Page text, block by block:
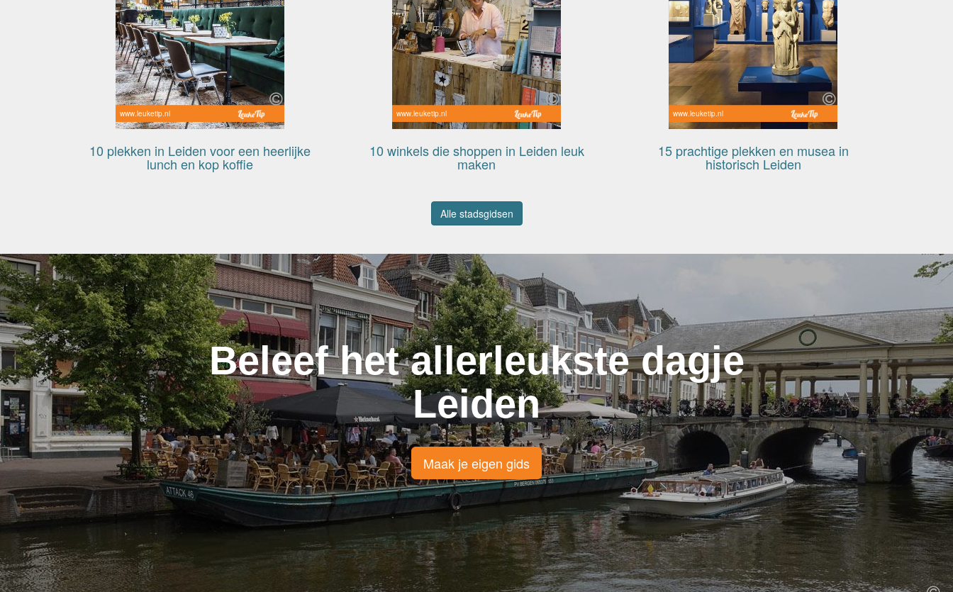
www.leuketip.nl
10 plekken in Leiden voor een heerlijke
lunch en kop koffie
www.leuketip.nl
10 winkels die shoppen in Leiden leuk
maken
www.leuketip.nl
15 prachtige plekken en musea in
historisch Leiden
Alle stadsgidsen
Beleef het allerleukste dagje
Leiden
Maak je eigen gids